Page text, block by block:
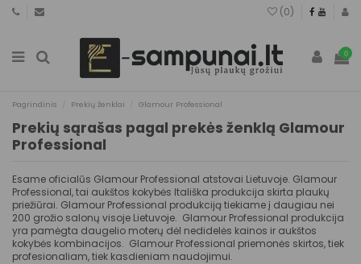
(0)
0
Pagrindinis Prekių ženklai Glamour Professional
Prekių sąrašas pagal prekės ženklą Glamour
Professional
Esame oficialūs Glamour Professional atstovai Lietuvoje. Glamour
Professional, tai aukštos kokybės Itališka produkcija skirta plaukų
priežiūrai. Glamour Professional produkciją tiekiame į daugiau nei
200 grožio salonų visoje Lietuvoje. Glamour Professional produkcija
yra pamėgta daugelio moterų dėl nedidelės kainos ir aukštos
kokybės kombinacijos. Glamour Professional priemonės skirtos, tiek
profesionaliam, tiek kasdieniam naudojimui.